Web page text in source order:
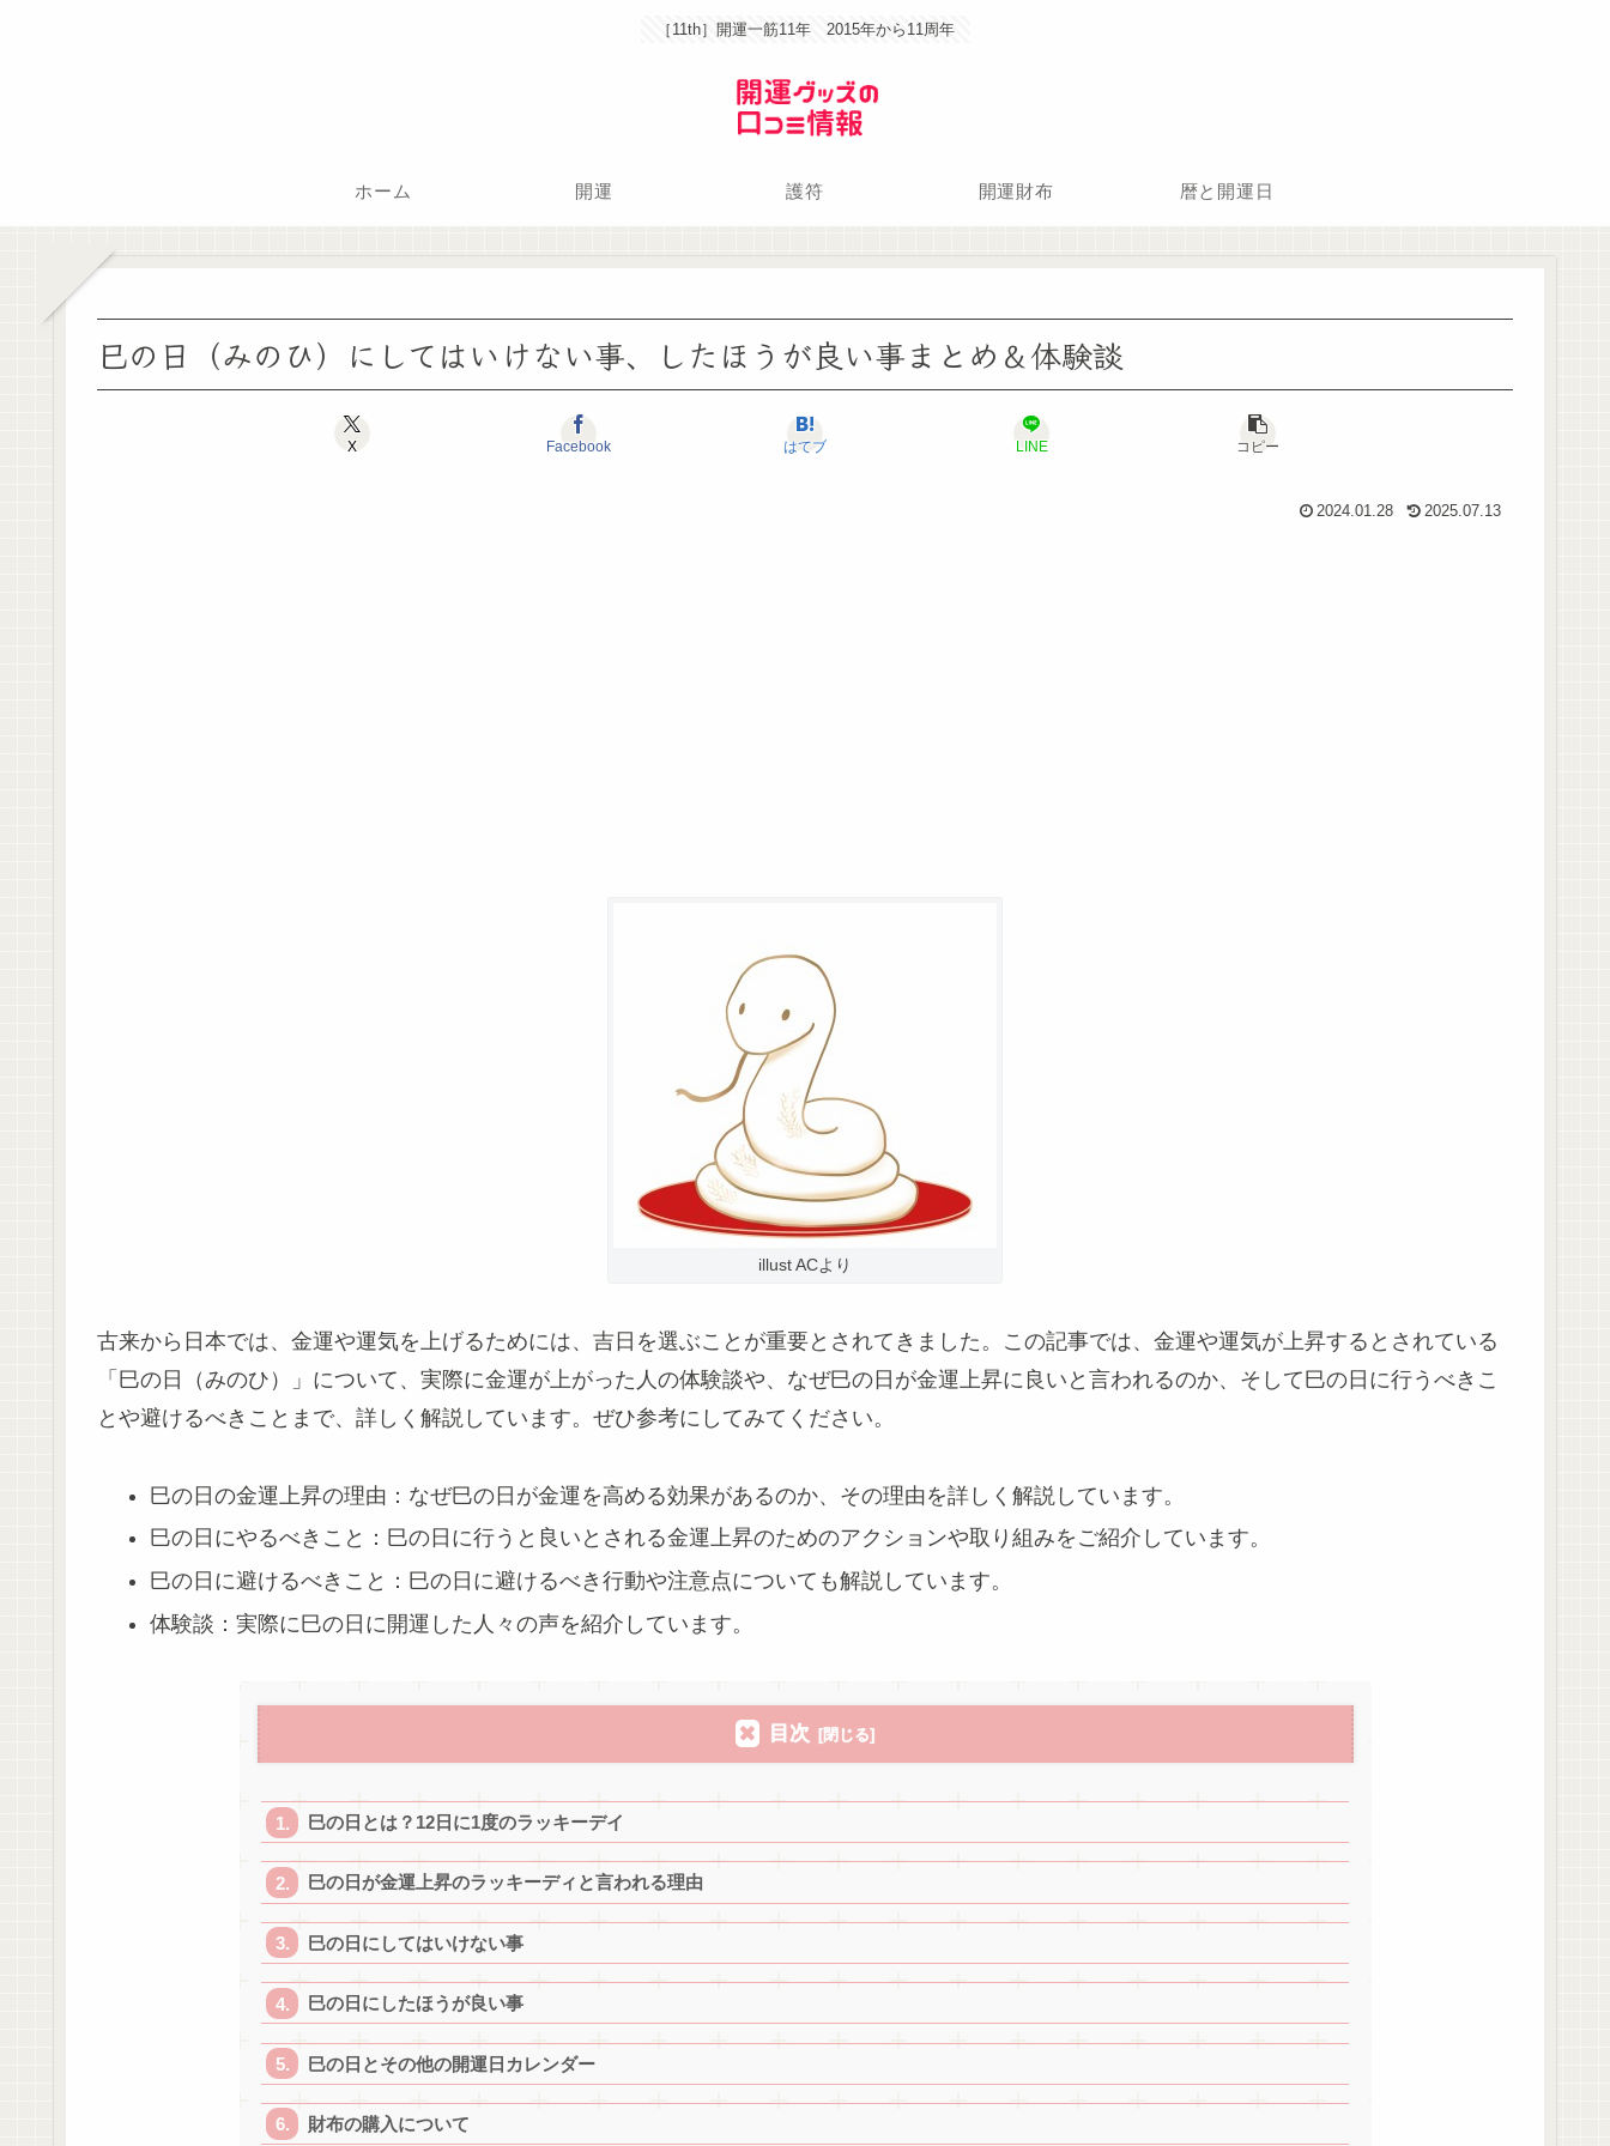
［11th］開運一筋11年 2015年から11周年
ホーム 開運 護符 開運財布 暦と開運日
巳の日（みのひ）にしてはいけない事、したほうが良い事まとめ＆体験談
X Facebook はてブ LINE コピー
2024.01.28 2025.07.13
illust ACより
古来から日本では、金運や運気を上げるためには、吉日を選ぶことが重要とされてきました。この記事では、金運や運気が上昇するとされている
「巳の日（みのひ）」について、実際に金運が上がった人の体験談や、なぜ巳の日が金運上昇に良いと言われるのか、そして巳の日に行うべきこ
とや避けるべきことまで、詳しく解説しています。ぜひ参考にしてみてください。
巳の日の金運上昇の理由：なぜ巳の日が金運を高める効果があるのか、その理由を詳しく解説しています。
巳の日にやるべきこと：巳の日に行うと良いとされる金運上昇のためのアクションや取り組みをご紹介しています。
巳の日に避けるべきこと：巳の日に避けるべき行動や注意点についても解説しています。
体験談：実際に巳の日に開運した人々の声を紹介しています。
目次
巳の日とは？12日に1度のラッキーデイ
巳の日が金運上昇のラッキーディと言われる理由
巳の日にしてはいけない事
巳の日にしたほうが良い事
巳の日とその他の開運日カレンダー
財布の購入について